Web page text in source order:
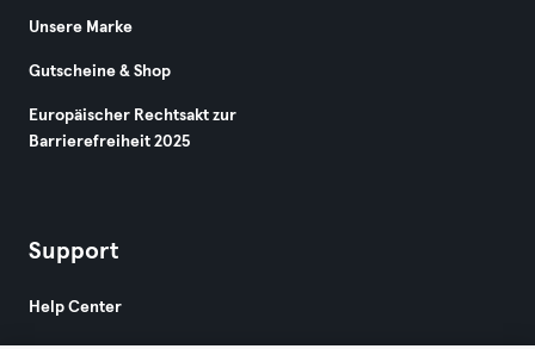
Unsere Marke
Gutscheine & Shop
Europäischer Rechtsakt zur
Barrierefreiheit 2025
Support
Help Center